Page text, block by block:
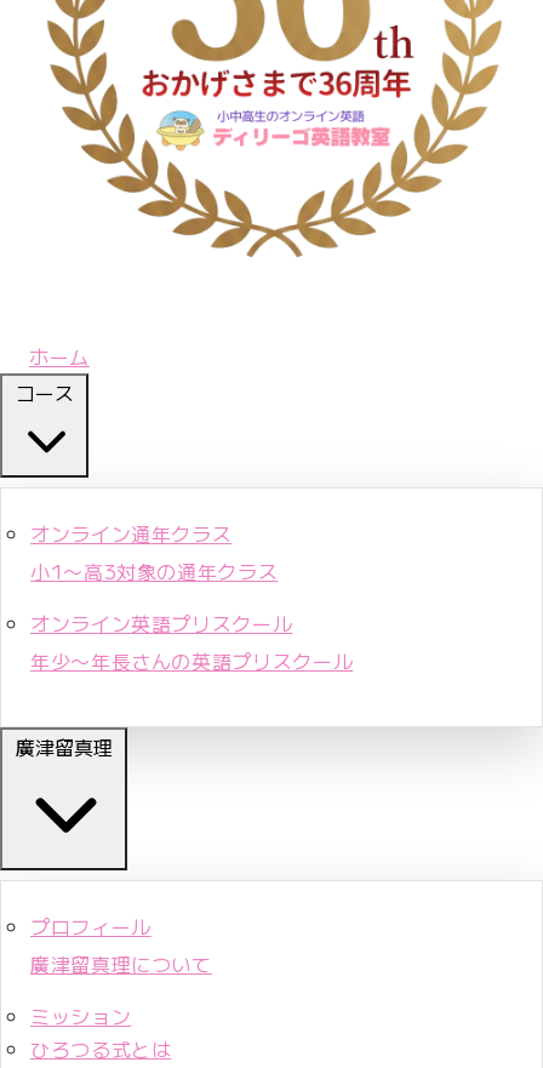
ホーム
コース
オンライン通年クラス
小1〜高3対象の通年クラス
オンライン英語プリスクール
年少〜年長さんの英語プリスクール
廣津留真理
プロフィール
廣津留真理について
ミッション
ひろつる式とは